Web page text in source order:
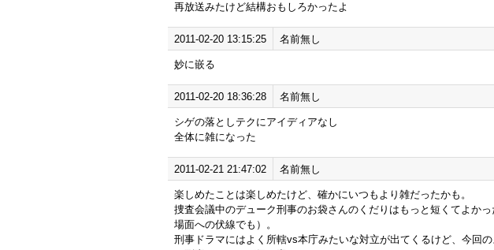
再放送みたけど結構おもしろかったよ
2011-02-20 13:15:25 名前無し
妙に嵌る
2011-02-20 18:36:28 名前無し
シゲの落としテクにアイディアなし
全体に雑になった
2011-02-21 21:47:02 名前無し
楽しめたことは楽しめたけど、確かにいつもより雑だったかも。
捜査会議中のデューク刑事のお袋さんのくだりはもっと短くてよか
場面への伏線でも）。
刑事ドラマにはよく所轄vs本庁みたいな対立が出てくるけど、今回